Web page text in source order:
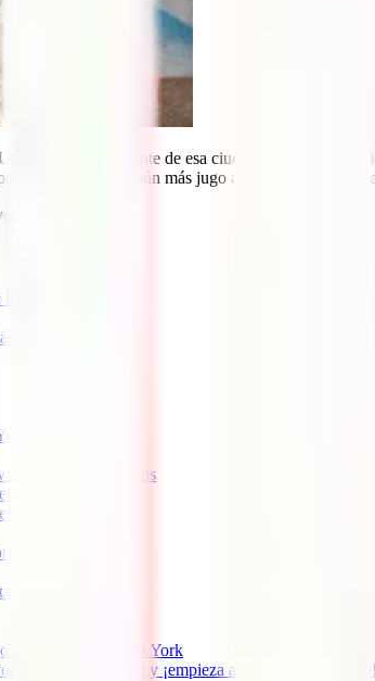
y especialmente de esa ciudad con la que
quieres sacarle aún más jugo a tu segundo
ESTA!
impuestos añadidos
y ahorrar
para viajar a Nueva York
sobre la ciudad y ¡empieza a disfrutar de tu